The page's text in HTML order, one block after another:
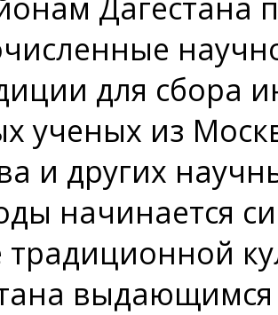
для сбора
ученых из
и других
начинается
традиционной